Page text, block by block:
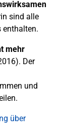
sind alle
enthalten.
mehr
Der
und
über